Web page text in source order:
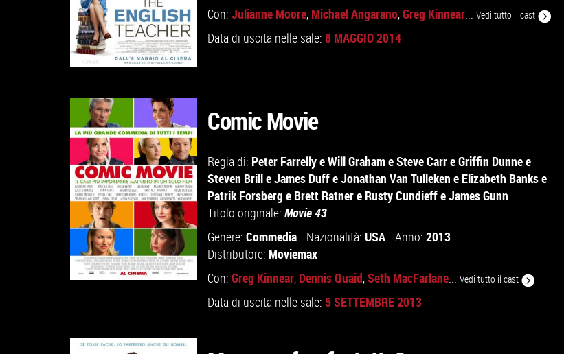
VAI ALLA SCHEDA
Con: Julianne Moore, Michael Angarano,Greg Kinnear... Vedi tutto il cast
Data di uscita nelle sale: 8 MAGGIO 2014
Comic Movie
Regia di: Peter FarrellyeWill GrahameSteve CarreGriffin Dunnee
Steven BrilleJames DuffeJonathan Van Tulleken e Elizabeth Bankse
Patrik Forsberg e Brett Ratnere Rusty CundieffeJames Gunn
Titolo originale: Movie 43
Genere: Commedia Nazionalità: USA Anno: 2013
Distributore: Moviemax
Con: Greg Kinnear, Dennis Quaid,Seth MacFarlane... Vedi tutto il cast
Data di uscita nelle sale: 5 SETTEMBRE 2013